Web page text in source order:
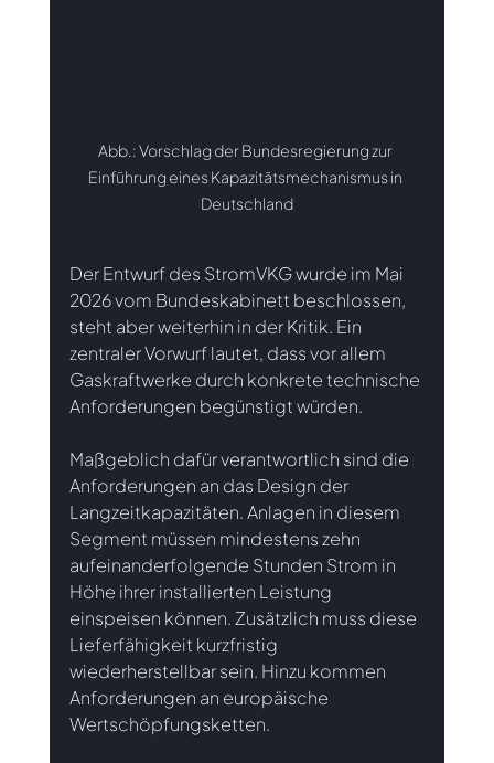
Abb.: Vorschlag der Bundesregierung zur
Einführung eines Kapazitätsmechanismus in
Deutschland
Der Entwurf des StromVKG wurde im Mai
2026 vom Bundeskabinett beschlossen,
steht aber weiterhin in der Kritik. Ein
zentraler Vorwurf lautet, dass vor allem
Gaskraftwerke durch konkrete technische
Anforderungen begünstigt würden.
Maßgeblich dafür verantwortlich sind die
Anforderungen an das Design der
Langzeitkapazitäten. Anlagen in diesem
Segment müssen mindestens zehn
aufeinanderfolgende Stunden Strom in
Höhe ihrer installierten Leistung
einspeisen können. Zusätzlich muss diese
Lieferfähigkeit kurzfristig
wiederherstellbar sein. Hinzu kommen
Anforderungen an europäische
Wertschöpfungsketten.